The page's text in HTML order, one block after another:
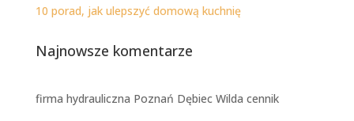
10 porad, jak ulepszyć domową kuchnię
Najnowsze komentarze
firma hydrauliczna Poznań Dębiec Wilda cennik